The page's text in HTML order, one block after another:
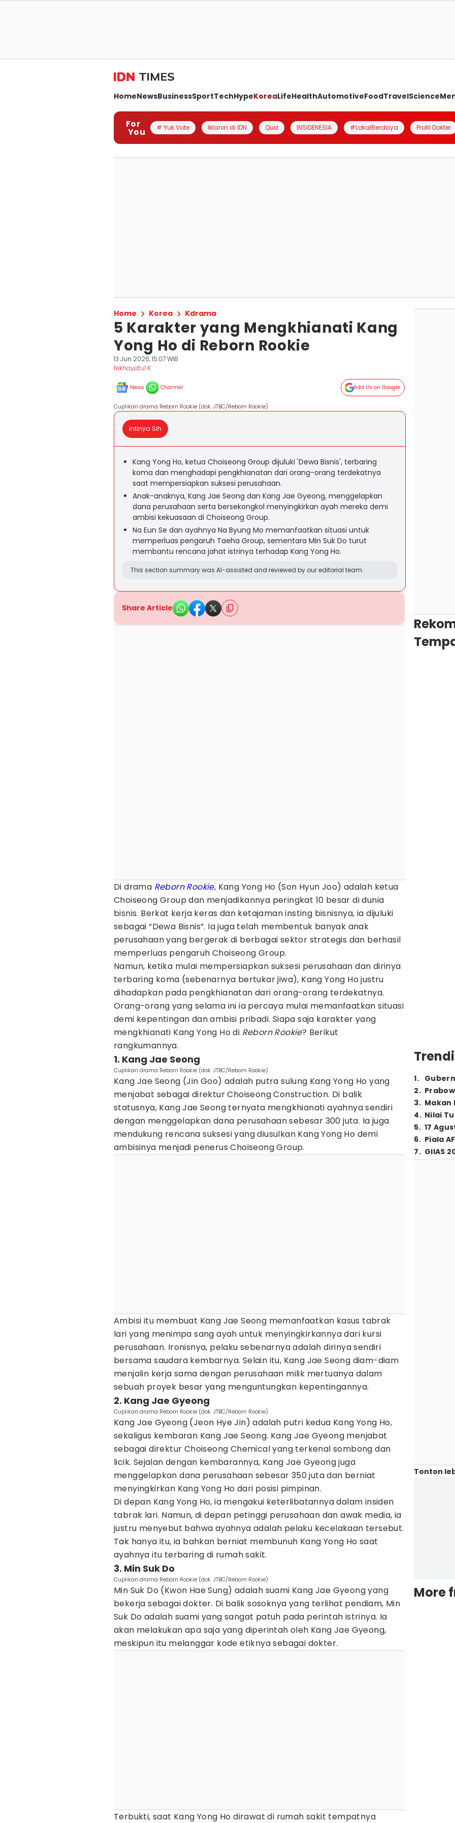
HomeNewsBusinessSportTechHypeKoreaLifeHealthAutomotiveFoodTravelScience
For
You # Yuk Vote Iklanin di IDN Quiz INSIDENESIA #LokalBerdaya Profil Dokter
Home Korea Kdrama
5 Karakter yang Mengkhianati Kang
Yong Ho di Reborn Rookie
13 Jun 2026, 15:07 WIB
Nikhayatul K
News Channel Add Us on Google
Cuplikan drama Reborn Rookie (dok. JTBC/Reborn Rookie)
Intinya Sih
Kang Yong Ho, ketua Choiseong Group dijuluki 'Dewa Bisnis', terbaring
koma dan menghadapi pengkhianatan dari orang-orang terdekatnya
saat mempersiapkan suksesi perusahaan.
Anak-anaknya, Kang Jae Seong dan Kang Jae Gyeong, menggelapkan
dana perusahaan serta bersekongkol menyingkirkan ayah mereka demi
ambisi kekuasaan di Choiseong Group.
Na Eun Se dan ayahnya Na Byung Mo memanfaatkan situasi untuk
memperluas pengaruh Taeha Group, sementara Min Suk Do turut
membantu rencana jahat istrinya terhadap Kang Yong Ho.
This section summary was AI-assisted and reviewed by our editorial team.
Share Article
Di drama Reborn Rookie, Kang Yong Ho (Son Hyun Joo) adalah ketua
Choiseong Group dan menjadikannya peringkat 10 besar di dunia
bisnis. Berkat kerja keras dan ketajaman insting bisnisnya, ia dijuluki
sebagai “Dewa Bisnis”. Ia juga telah membentuk banyak anak
perusahaan yang bergerak di berbagai sektor strategis dan berhasil
memperluas pengaruh Choiseong Group.
Namun, ketika mulai mempersiapkan suksesi perusahaan dan dirinya
terbaring koma (sebenarnya bertukar jiwa), Kang Yong Ho justru
dihadapkan pada pengkhianatan dari orang-orang terdekatnya.
Orang-orang yang selama ini ia percaya mulai memanfaatkan situasi
demi kepentingan dan ambisi pribadi. Siapa saja karakter yang
mengkhianati Kang Yong Ho di Reborn Rookie? Berikut
rangkumannya.
1. Kang Jae Seong
Cuplikan drama Reborn Rookie (dok. JTBC/Reborn Rookie)
Kang Jae Seong (Jin Goo) adalah putra sulung Kang Yong Ho yang
menjabat sebagai direktur Choiseong Construction. Di balik
statusnya, Kang Jae Seong ternyata mengkhianati ayahnya sendiri
dengan menggelapkan dana perusahaan sebesar 300 juta. Ia juga
mendukung rencana suksesi yang diusulkan Kang Yong Ho demi
ambisinya menjadi penerus Choiseong Group.
Ambisi itu membuat Kang Jae Seong memanfaatkan kasus tabrak
lari yang menimpa sang ayah untuk menyingkirkannya dari kursi
perusahaan. Ironisnya, pelaku sebenarnya adalah dirinya sendiri
bersama saudara kembarnya. Selain itu, Kang Jae Seong diam-diam
menjalin kerja sama dengan perusahaan milik mertuanya dalam
sebuah proyek besar yang menguntungkan kepentingannya.
2. Kang Jae Gyeong
Cuplikan drama Reborn Rookie (dok. JTBC/Reborn Rookie)
Kang Jae Gyeong (Jeon Hye Jin) adalah putri kedua Kang Yong Ho,
sekaligus kembaran Kang Jae Seong. Kang Jae Gyeong menjabat
sebagai direktur Choiseong Chemical yang terkenal sombong dan
licik. Sejalan dengan kembarannya, Kang Jae Gyeong juga
menggelapkan dana perusahaan sebesar 350 juta dan berniat
menyingkirkan Kang Yong Ho dari posisi pimpinan.
Di depan Kang Yong Ho, ia mengakui keterlibatannya dalam insiden
tabrak lari. Namun, di depan petinggi perusahaan dan awak media, ia
justru menyebut bahwa ayahnya adalah pelaku kecelakaan tersebut.
Tak hanya itu, ia bahkan berniat membunuh Kang Yong Ho saat
ayahnya itu terbaring di rumah sakit.
3. Min Suk Do
Cuplikan drama Reborn Rookie (dok. JTBC/Reborn Rookie)
Min Suk Do (Kwon Hae Sung) adalah suami Kang Jae Gyeong yang
bekerja sebagai dokter. Di balik sosoknya yang terlihat pendiam, Min
Suk Do adalah suami yang sangat patuh pada perintah istrinya. Ia
akan melakukan apa saja yang diperintah oleh Kang Jae Gyeong,
meskipun itu melanggar kode etiknya sebagai dokter.
Terbukti, saat Kang Yong Ho dirawat di rumah sakit tempatnya
1.
2.
3. Makan
4. Nilai
5. 17
6. Piala
7. GIIAS
Tonton
More